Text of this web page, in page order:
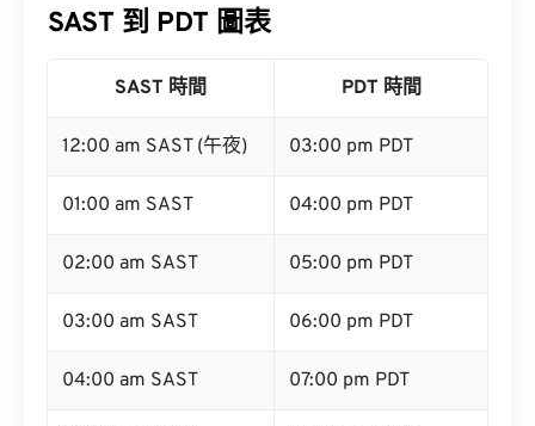
SAST 到 PDT 圖表
SAST 時間 PDT 時間
12:00 am SAST (午夜) 03:00 pm PDT
01:00 am SAST 04:00 pm PDT
02:00 am SAST 05:00 pm PDT
03:00 am SAST 06:00 pm PDT
04:00 am SAST 07:00 pm PDT